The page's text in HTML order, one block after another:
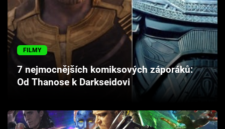
Hry
Cool Esport
Pořady
Sledujte prima+
FILMY
7 nejmocnějších komiksových záporáků:
Od Thanose k Darkseidovi